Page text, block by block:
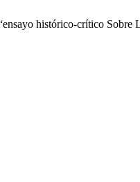
histórico-crítico